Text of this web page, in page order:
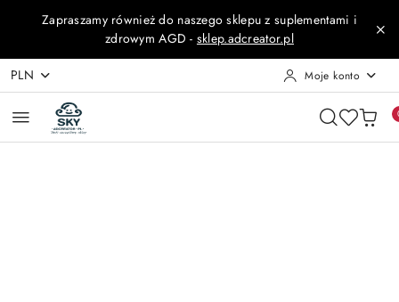
Przejdź do treści głównej
Przejdź do wyszukiwarki
Przejdź do moje konto
Przejdź do menu głównego
Przejdź do opisu produktu
Przejdź do stopki
Zapraszamy również do naszego sklepu z suplementami i
zdrowym AGD - sklep.adcreator.pl
PLN Moje konto